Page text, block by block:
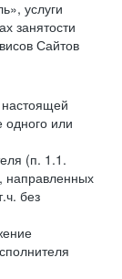
услуги
занятости
Сайтов
или
(п. 1.1.
направленных
без